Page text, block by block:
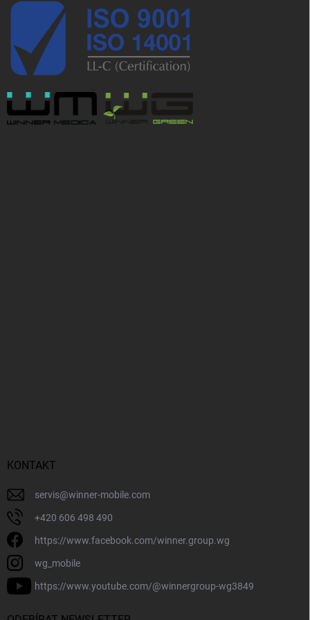
KONTAKT
servis@winner-mobile.com
+420 606 498 490
https://www.facebook.com/winner.group.wg
wg_mobile
https://www.youtube.com/@winnergroup-wg3849